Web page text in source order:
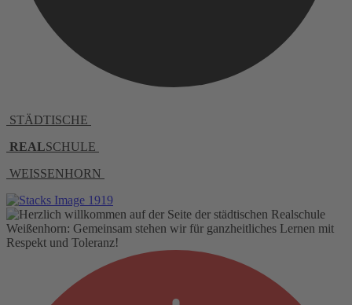
STÄDTISCHE
REALSCHULE
WEISSENHORN